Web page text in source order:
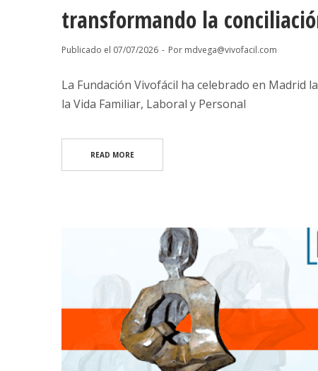
transformando la
Publicado el 07/07/2026 Por mdvega@vivofacil.com
La Fundación Vivofácil ha celebrado en Madrid
la Vida Familiar, Laboral y Personal
READ MORE